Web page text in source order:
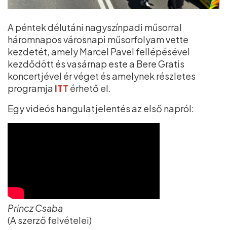
A péntek délutáni nagyszínpadi műsorral
háromnapos városnapi műsorfolyam vette
kezdetét, amely Marcel Pavel fellépésével
kezdődött és vasárnap este a Bere Gratis
koncertjével ér véget és amelynek részletes
programja ITT érhető el.
Egy videós hangulatjelentés az első napról:
Princz Csaba
(A szerző felvételei)